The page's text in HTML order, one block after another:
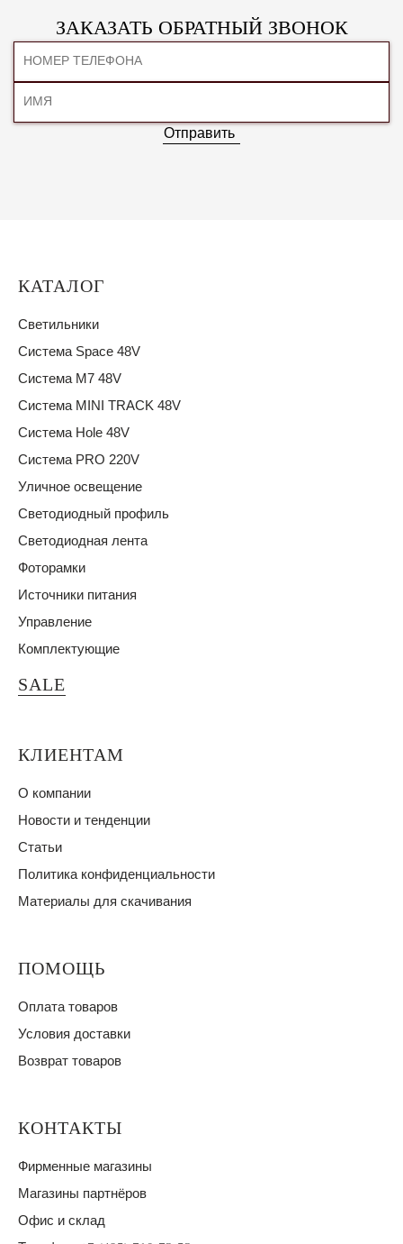
ЗАКАЗАТЬ ОБРАТНЫЙ ЗВОНОК
Отправить
КАТАЛОГ
Светильники
Система Space 48V
Система M7 48V
Система MINI TRACK 48V
Система Hole 48V
Система PRO 220V
Уличное освещение
Светодиодный профиль
Светодиодная лента
Фоторамки
Источники питания
Управление
Комплектующие
SALE
КЛИЕНТАМ
О компании
Новости и тенденции
Статьи
Политика конфиденциальности
Материалы для скачивания
ПОМОЩЬ
Оплата товаров
Условия доставки
Возврат товаров
КОНТАКТЫ
Фирменные магазины
Магазины партнёров
Офис и склад